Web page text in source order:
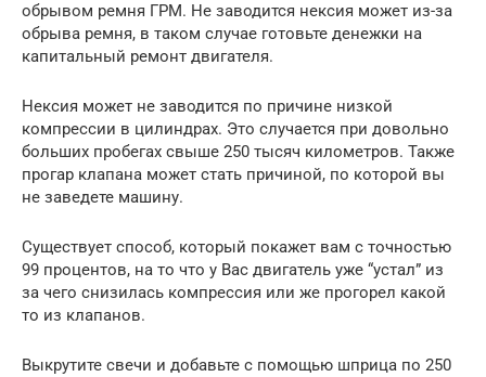
обрывом ремня ГРМ. Не заводится нексия может из-за
обрыва ремня, в таком случае готовьте денежки на
капитальный ремонт двигателя.
Нексия может не заводится по причине низкой
компрессии в цилиндрах. Это случается при довольно
больших пробегах свыше 250 тысяч километров. Также
прогар клапана может стать причиной, по которой вы
не заведете машину.
Существует способ, который покажет вам с точностью
99 процентов, на то что у Вас двигатель уже “устал” из
за чего снизилась компрессия или же прогорел какой
то из клапанов.
Выкрутите свечи и добавьте с помощью шприца по 250